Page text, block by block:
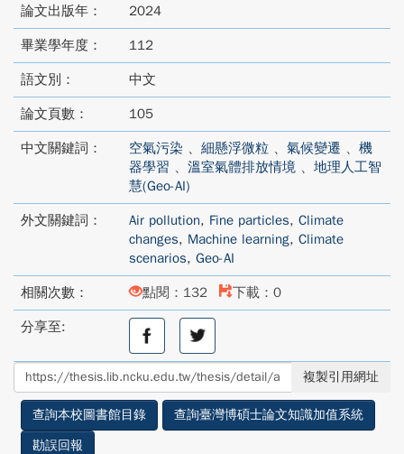
論文出版年： 2024
畢業學年度： 112
語文別： 中文
論文頁數： 105
中文關鍵詞： 空氣污染 、 細懸浮微粒 、 氣候變遷 、 機
器學習 、 溫室氣體排放情境 、 地理人工智
慧(Geo-AI)
外文關鍵詞： Air pollution, Fine particles, Climate
changes, Machine learning, Climate
scenarios, Geo-AI
相關次數： 點閱：132 下載：0
分享至:
分
至
facebook
分
享
至
twitter
複製引用網址
查詢本校圖書館目錄
查詢臺灣博碩士論文知識加值系統
勘誤回報